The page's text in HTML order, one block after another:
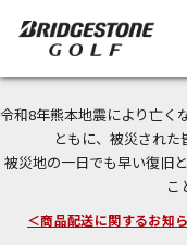
令和8年熊本地震により亡く
ともに、被災された
被災地の一日でも早い復旧
こ
今なら新規会員登録で